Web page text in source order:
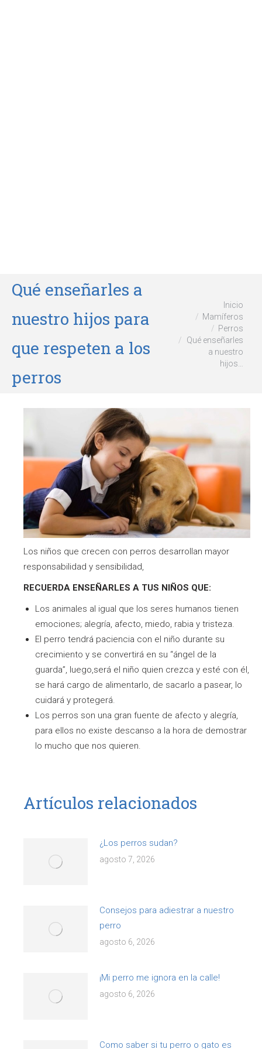
Qué enseñarles a
nuestro hijos para
que respeten a los
perros
Inicio
Mamíferos
Perros
Qué enseñarles
a nuestro
hijos…
Los niños que crecen con perros desarrollan mayor
responsabilidad y sensibilidad,
RECUERDA ENSEÑARLES A TUS NIÑOS QUE:
Los animales al igual que los seres humanos tienen
emociones; alegría, afecto, miedo, rabia y tristeza.
El perro tendrá paciencia con el niño durante su
crecimiento y se convertirá en su “ángel de la
guarda”, luego,será el niño quien crezca y esté con él,
se hará cargo de alimentarlo, de sacarlo a pasear, lo
cuidará y protegerá.
Los perros son una gran fuente de afecto y alegría,
para ellos no existe descanso a la hora de demostrar
lo mucho que nos quieren.
Artículos relacionados
¿Los perros sudan?
agosto 7, 2026
Consejos para adiestrar a nuestro
perro
agosto 6, 2026
¡Mi perro me ignora en la calle!
agosto 6, 2026
Como saber si tu perro o gato es